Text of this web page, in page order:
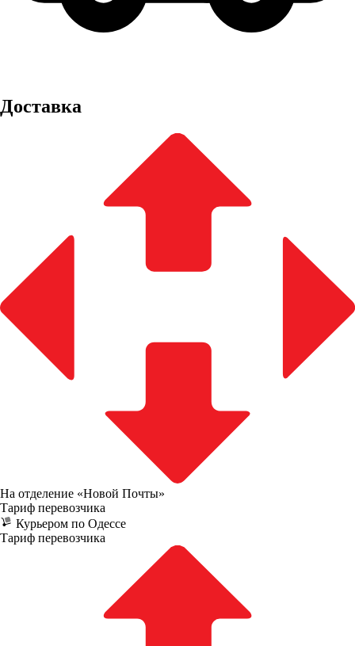
Доставка
На отделение «Новой Почты»
Тариф перевозчика
Курьером по Одессе
Тариф перевозчика